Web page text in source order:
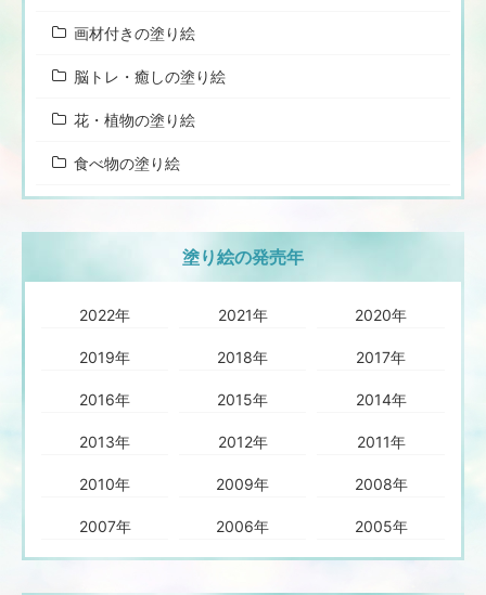
画材付きの塗り絵
脳トレ・癒しの塗り絵
花・植物の塗り絵
食べ物の塗り絵
塗り絵の発売年
2022年 2021年 2020年
2019年 2018年 2017年
2016年 2015年 2014年
2013年 2012年 2011年
2010年 2009年 2008年
2007年 2006年 2005年